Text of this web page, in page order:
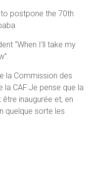
postpone the 70th
“When I’ll take my
la Commission des
CAF:Je pense que la
inaugurée et, en
quelque sorte les